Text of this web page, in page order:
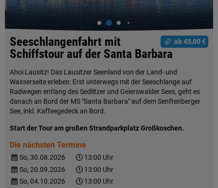
ab 45,00 €
Seeschlangenfahrt mit
Schiffstour auf der Santa Barbara
Ahoi Lausitz! Das Lausitzer Seenland von der Land- und
Wasserseite erleben: Erst unterwegs mit der Seeschlange auf
Radwegen entlang des Sedlitzer und Geierswalder Sees, geht es
danach an Bord der MS "Santa Barbara" auf dem Senftenberger
See, inkl. Kaffeegedeck an Bord.
Start der Tour am großen Strandparkplatz Großkoschen.
Die nächsten Termine
So, 30.08.2026
13:00 Uhr
So, 20.09.2026
13:00 Uhr
So, 04.10.2026
13:00 Uhr